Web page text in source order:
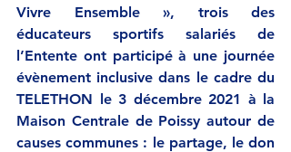
Vivre Ensemble », trois des
éducateurs sportifs salariés de
l’Entente ont participé à une journée
évènement inclusive dans le cadre du
TELETHON le 3 décembre 2021 à la
Maison Centrale de Poissy autour de
causes communes : le partage, le don